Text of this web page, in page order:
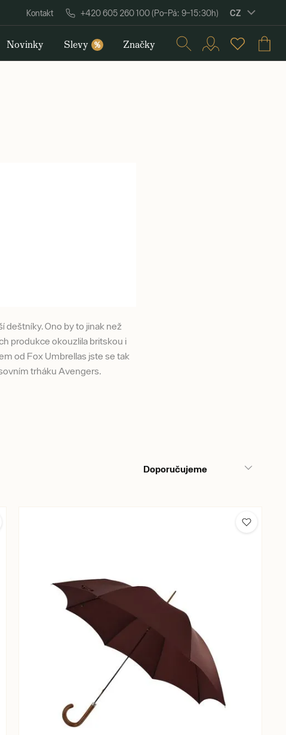
Kontakt +420 605 260 100 (Po–Pá: 9–15:30h) CZ
Novinky Slevy % Značky
deštníky. Ono by to jinak než
produkce okouzlila britskou i
od Fox Umbrellas jste se tak
trháku Avengers.
Doporučujeme